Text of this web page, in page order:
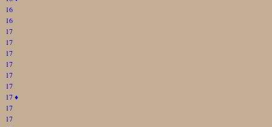
16
16
17
17
17
17
17
17
17♦
17
17